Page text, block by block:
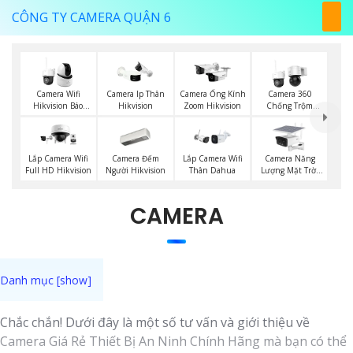
CÔNG TY CAMERA QUẬN 6
Camera Wifi
Hikvision Báo
Camera Ip Thân
Hikvision
Camera Ống Kính
Zoom Hikvision
Camera 360
Chống Trộm
Lắp Camera Wifi
Full HD Hikvision
Camera Đếm
Người Hikvision
Lắp Camera Wifi
Thân Dahua
Camera Năng
Lượng Mặt Trời
CAMERA
Chắc chắn! Dưới đây là một số tư vấn và giới thiệu về
Camera Giá Rẻ Thiết Bị An Ninh Chính Hãng mà bạn có thể